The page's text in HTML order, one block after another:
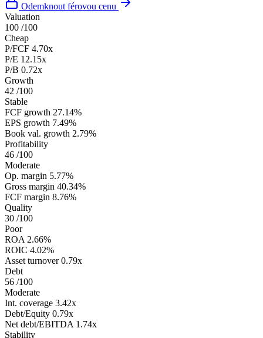
Odemknout férovou cenu
Valuation
100 /100
Cheap
P/FCF 4.70x
P/E 12.15x
P/B 0.72x
Growth
42 /100
Stable
FCF growth 27.14%
EPS growth 7.49%
Book val. growth 2.79%
Profitability
46 /100
Moderate
Op. margin 5.77%
Gross margin 40.34%
FCF margin 8.76%
Quality
30 /100
Poor
ROA 2.66%
ROIC 4.02%
Asset turnover 0.79x
Debt
56 /100
Moderate
Int. coverage 3.42x
Debt/Equity 0.79x
Net debt/EBITDA 1.74x
Stability